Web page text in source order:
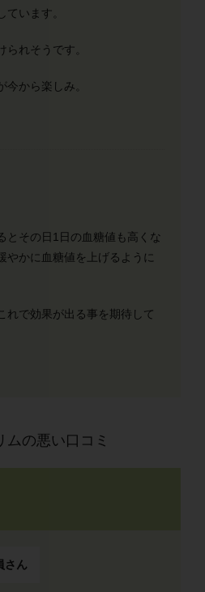
います。
れそうです。
から楽しみ。
とその日1日の血糖値も高くな
やかに血糖値を上げるように
れで効果が出る事を期待して
ムの悪い口コミ
さん